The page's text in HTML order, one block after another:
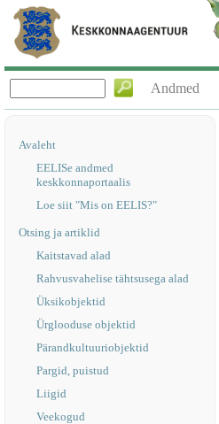
Andmed
Avaleht
EELISe andmed
keskkonnaportaalis
Loe siit "Mis on EELIS?"
Otsing ja artiklid
Kaitstavad alad
Rahvusvahelise tähtsusega alad
Üksikobjektid
Ürglooduse objektid
Pärandkultuuriobjektid
Pargid, puistud
Liigid
Veekogud